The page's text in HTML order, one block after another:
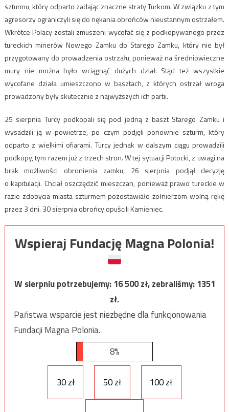
szturmu, który odparto zadając znaczne straty Turkom. W związku z tym
agresorzy ograniczyli się do nękania obrońców nieustannym ostrzałem.
Wkrótce Polacy zostali zmuszeni wycofać się z podkopywanego przez
tureckich minerów Nowego Zamku do Starego Zamku, który nie był
przygotowany do prowadzenia ostrzału, ponieważ na średniowieczne
mury nie można było wciągnąć dużych dział. Stąd też wszystkie
wycofane działa umieszczono w basztach, z których ostrzał wroga
prowadzony były skutecznie z najwyższych ich partii.
25 sierpnia Turcy podkopali się pod jedną z baszt Starego Zamku i
wysadzili ją w powietrze, po czym podjęli ponownie szturm, który
odparto z wielkimi ofiarami. Turcy jednak w dalszym ciągu prowadzili
podkopy, tym razem już z trzech stron. W tej sytuacji Potocki, z uwagi na
brak możliwości obronienia zamku, 26 sierpnia podjął decyzję
o kapitulacji. Chciał oszczędzić mieszczan, ponieważ prawo tureckie w
razie zdobycia miasta szturmem pozostawiało żołnierzom wolną rękę
przez 3 dni. 30 sierpnia obrońcy opuścili Kamieniec.
Wspieraj Fundację Magna Polonia!
W sierpniu potrzebujemy:16 500zł, zebraliśmy:1351
zł.
Państwa wsparcie jest niezbędne dla funkcjonowania
Fundacji Magna Polonia.
8%
30 zł 50 zł 100 zł